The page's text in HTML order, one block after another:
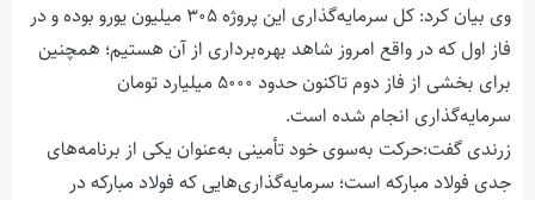
وی بیان کرد: کل سرمایه‌گذاری این پروژه ۳۰۵ میلیون یورو بوده و در
فاز اول که در واقع امروز شاهد بهره‌برداری از آن هستیم؛ همچنین
برای بخشی از فاز دوم تاکنون حدود ۵۰۰۰ میلیارد تومان
سرمایه‌گذاری انجام شده است.
زرندی گفت:حرکت به‌سوی خود تأمینی به‌عنوان یکی از برنامه‌های
جدی فولاد مبارکه است؛ سرمایه‌گذاری‌هایی که فولاد مبارکه در